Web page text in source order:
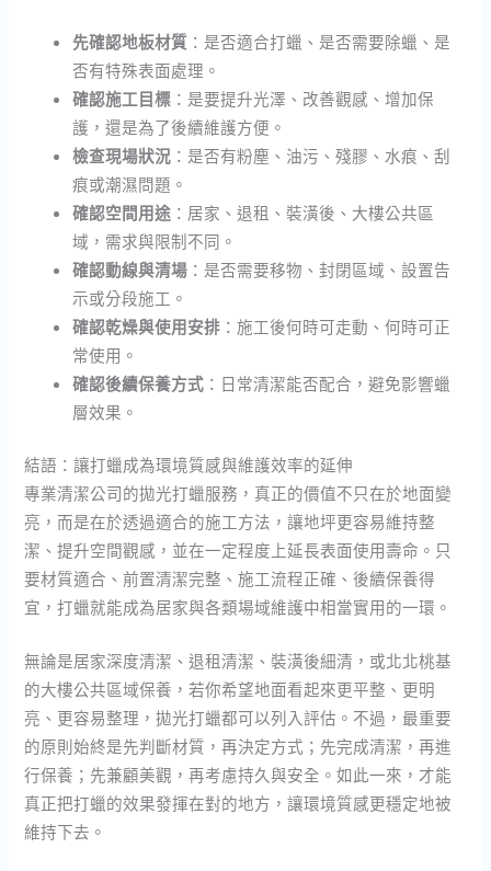
先確認地板材質 ：是否適合打蠟、是否需要除蠟、是
否有特殊表面處理。
確認施工目標 ：是要提升光澤、改善觀感、增加保
護，還是為了後續維護方便。
檢查現場狀況 ：是否有粉塵、油污、殘膠、水痕、刮
痕或潮濕問題。
確認空間用途 ：居家、退租、裝潢後、大樓公共區
域，需求與限制不同。
確認動線與清場 ：是否需要移物、封閉區域、設置告
示或分段施工。
確認乾燥與使用安排 ：施工後何時可走動、何時可正
常使用。
確認後續保養方式 ：日常清潔能否配合，避免影響蠟
層效果。
結語：讓打蠟成為環境質感與維護效率的延伸
專業清潔公司的拋光打蠟服務，真正的價值不只在於地面變
亮，而是在於透過適合的施工方法，讓地坪更容易維持整
潔、提升空間觀感，並在一定程度上延長表面使用壽命。只
要材質適合、前置清潔完整、施工流程正確、後續保養得
宜，打蠟就能成為居家與各類場域維護中相當實用的一環。
無論是居家深度清潔、退租清潔、裝潢後細清，或北北桃基
的大樓公共區域保養，若你希望地面看起來更平整、更明
亮、更容易整理，拋光打蠟都可以列入評估。不過，最重要
的原則始終是先判斷材質，再決定方式；先完成清潔，再進
行保養；先兼顧美觀，再考慮持久與安全。如此一來，才能
真正把打蠟的效果發揮在對的地方，讓環境質感更穩定地被
維持下去。